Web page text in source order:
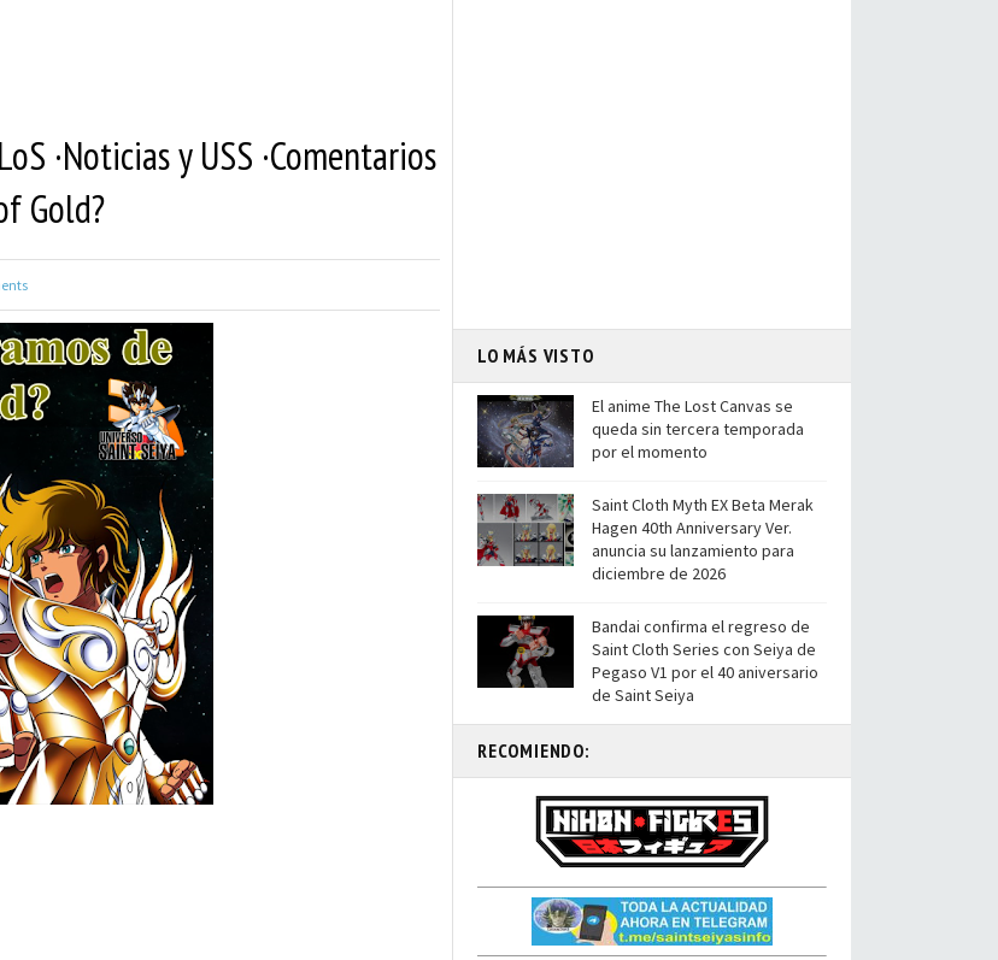
·Noticias y USS ·Comentarios
Gold?
LO MÁS VISTO
El anime The Lost Canvas se
queda sin tercera temporada
por el momento
Saint Cloth Myth EX Beta Merak
Hagen 40th Anniversary Ver.
anuncia su lanzamiento para
diciembre de 2026
Bandai confirma el regreso de
Saint Cloth Series con Seiya de
Pegaso V1 por el 40 aniversario
de Saint Seiya
RECOMIENDO: